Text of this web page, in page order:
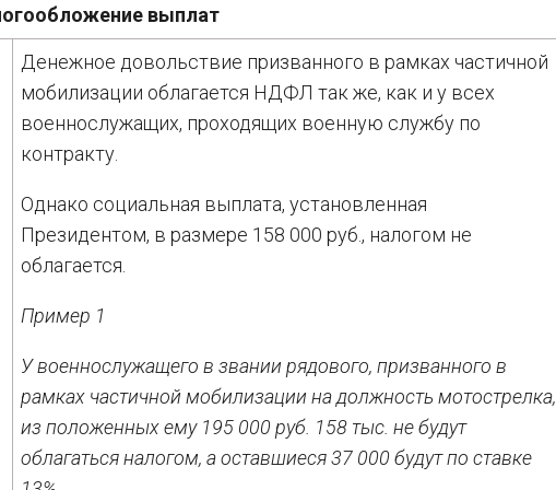
выплат
Денежное довольствие призванного в рамках частичной
мобилизации облагается НДФЛ так же, как и у всех
военнослужащих, проходящих военную службу по
контракту.
Однако социальная выплата, установленная
Президентом, в размере 158 000 руб., налогом не
облагается.
Пример 1
У военнослужащего в звании рядового, призванного в
рамках частичной мобилизации на должность мотострелка,
из положенных ему 195 000 руб. 158 тыс. не будут
облагаться налогом, а оставшиеся 37 000 будут по ставке